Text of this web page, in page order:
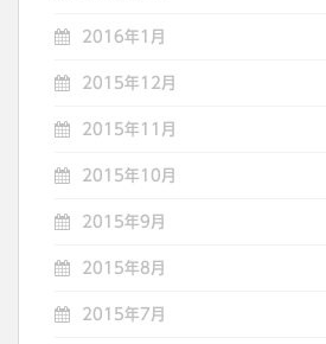
2016年1月
2015年12月
2015年11月
2015年10月
2015年9月
2015年8月
2015年7月